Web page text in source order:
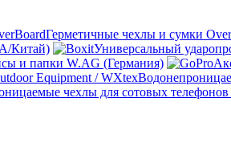
Герметичные чехлы и сумки
Китай)
Универсальный
и папки W.AG (Германия)
чехлы для сотовых